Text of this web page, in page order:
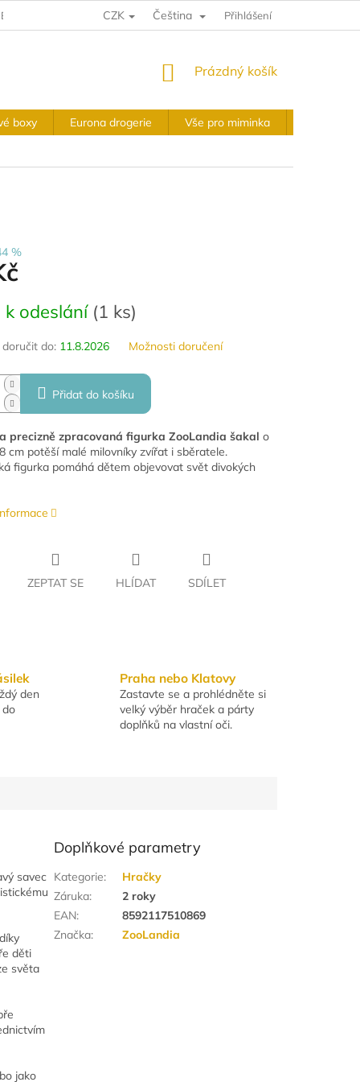
A VRÁCENÍ VÝKUPNÍ PODMÍNKY OBCHODNÍ PODMÍNKY
CZK Čeština Přihlášení
NÁKUPNÍ
Prázdný košík
boxy Eurona drogerie Vše pro miminka
%
k odeslání (1 ks)
do: 11.8.2026 Možnosti doručení
Přidat do košíku
precizně zpracovaná figurka ZooLandia šakal o
cm potěší malé milovníky zvířat i sběratele.
figurka pomáhá dětem objevovat svět divokých
ZEPTAT SE HLÍDAT SDÍLET
den
do
Praha nebo Klatovy
Zastavte se a prohlédněte si
velký výběr hraček a párty
doplňků na vlastní oči.
savec
děti
světa
jako
Doplňkové parametry
Kategorie:
Hračky
Záruka:
2 roky
EAN:
8592117510869
Značka: ZooLandia